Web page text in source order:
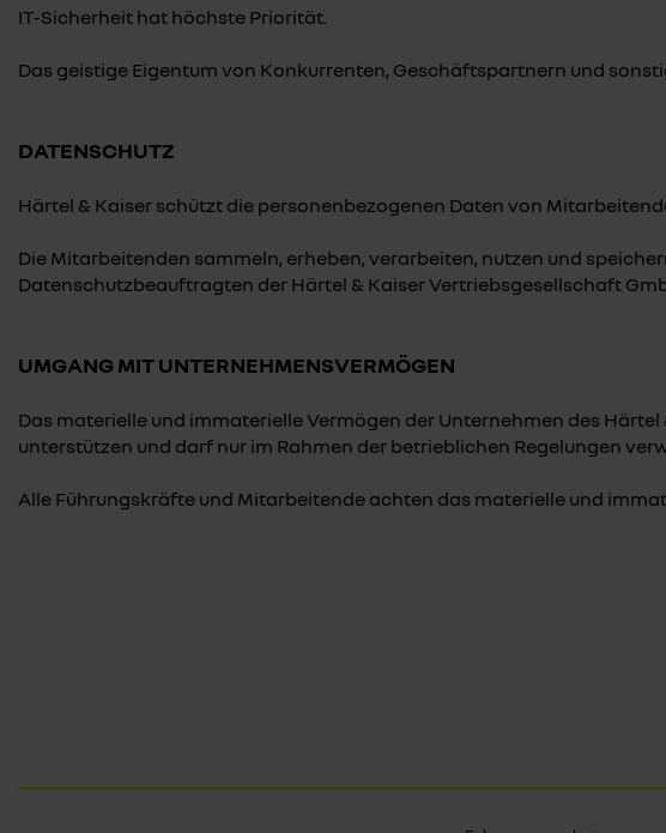
IT-Sicherheit hat höchste Priorität.
Das geistige Eigentum von Konkurrenten, Geschäftspartnern und
DATENSCHUTZ
Härtel & Kaiser schützt die personenbezogenen Daten von
Die Mitarbeitenden sammeln, erheben, verarbeiten, nutzen und
Datenschutzbeauftragten der Härtel & Kaiser Vertriebsgesellschaft
UMGANG MIT UNTERNEHMENSVERMÖGEN
Das materielle und immaterielle Vermögen der Unternehmen des
unterstützen und darf nur im Rahmen der betrieblichen Regelungen
Alle Führungskräfte und Mitarbeitende achten das materielle und